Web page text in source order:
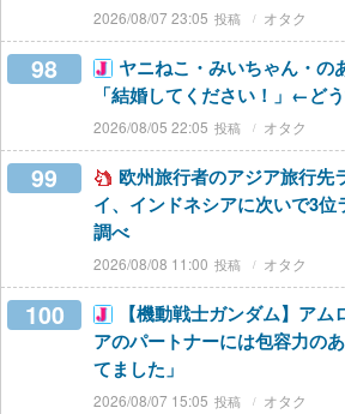
2026/08/07 23:05 オタク
98
ヤニねこ・みいちゃん・の
「結婚してください！」←ど
2026/08/05 22:05 オタク
99
欧州旅行者のアジア旅行先
イ、インドネシアに次いで3
調べ
2026/08/08 11:00 オタク
100
【機動戦士ガンダム】ア
アのパートナーには包容力の
てました」
2026/08/07 15:05 オタク